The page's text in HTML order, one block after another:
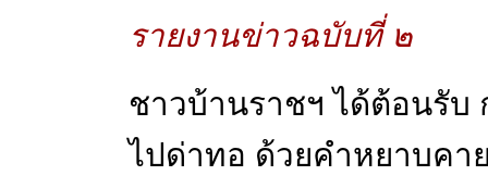
รายงานข่าวฉบับที่ ๒
ชาวบ้านราชฯ ได้ต้อนรับ
ไปด่าทอ ด้วยคำหยาบค